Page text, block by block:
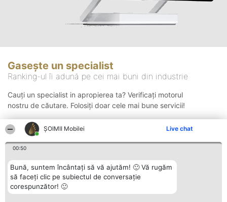
ȘOIMII Mobilei Live chat
00:50
Bună, suntem încântați să vă ajutăm! 🙂 Vă rugăm
să faceți clic pe subiectul de conversație
corespunzător! 🙂
Gasește un specialist
Ranking-ul îi adună pe cei mai buni din industrie
Cauți un specialist in apropierea ta? Verificați motorul
nostru de căutare. Folosiți doar cele mai bune servicii!